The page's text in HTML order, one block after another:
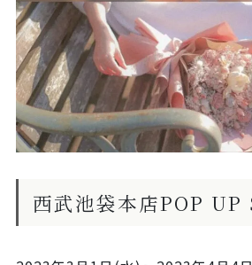
西武池袋本店POP UP